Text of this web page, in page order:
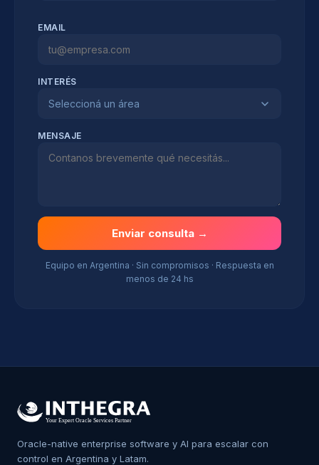
EMAIL
INTERÉS
Seleccioná un área
MENSAJE
Enviar consulta →
Equipo en Argentina · Sin compromisos · Respuesta en
menos de 24 hs
Oracle-native enterprise software y AI para escalar con
control en Argentina y Latam.